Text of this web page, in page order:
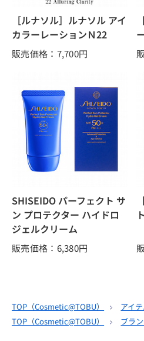
［ルナソル］ルナソル アイ
カラーレーションＮ22
販売価格：7,700円
SHISEIDO パーフェクト サ
ン プロテクター ハイドロ
ジェルクリーム
販売価格：6,380円
TOP（Cosmetic@TOBU） アイ
TOP（Cosmetic@TOBU） ブラ